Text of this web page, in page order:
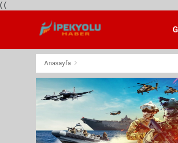
( (
Anasayfa